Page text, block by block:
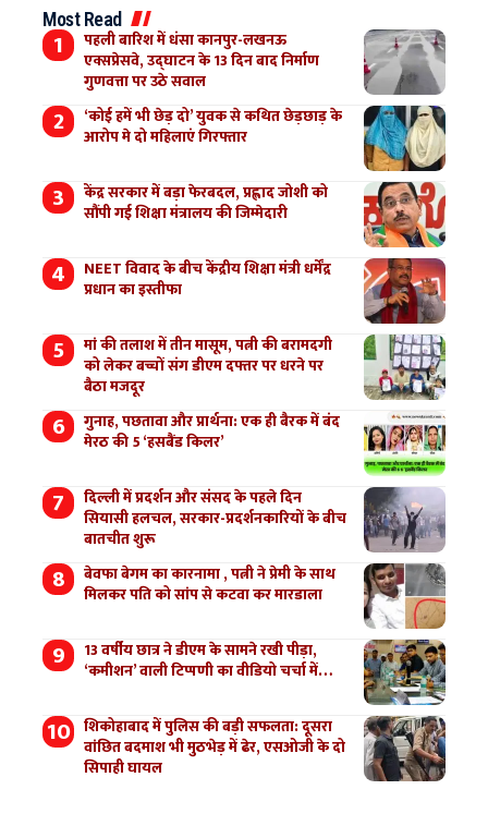
Most Read
पहली बारिश में धंसा कानपुर-लखनऊ
एक्सप्रेसवे, उद्घाटन के 13 दिन बाद निर्माण
गुणवत्ता पर उठे सवाल
‘कोई हमें भी छेड़ दो’ युवक से कथित छेड़छाड़ के
आरोप मे दो महिलाएं गिरफ्तार
केंद्र सरकार में बड़ा फेरबदल, प्रह्लाद जोशी को
सौंपी गई शिक्षा मंत्रालय की जिम्मेदारी
NEET विवाद के बीच केंद्रीय शिक्षा मंत्री धर्मेंद्र
प्रधान का इस्तीफा
मां की तलाश में तीन मासूम, पत्नी की बरामदगी
को लेकर बच्चों संग डीएम दफ्तर पर धरने पर
बैठा मजदूर
गुनाह, पछतावा और प्रार्थना: एक ही बैरक में बंद
मेरठ की 5 ‘हसबैंड किलर’
दिल्ली में प्रदर्शन और संसद के पहले दिन
सियासी हलचल, सरकार-प्रदर्शनकारियों के बीच
बातचीत शुरू
बेवफा बेगम का कारनामा , पत्नी ने प्रेमी के साथ
मिलकर पति को सांप से कटवा कर मारडाला
13 वर्षीय छात्र ने डीएम के सामने रखी पीड़ा,
‘कमीशन’ वाली टिप्पणी का वीडियो चर्चा में…
शिकोहाबाद में पुलिस की बड़ी सफलता: दूसरा
वांछित बदमाश भी मुठभेड़ में ढेर, एसओजी के दो
सिपाही घायल